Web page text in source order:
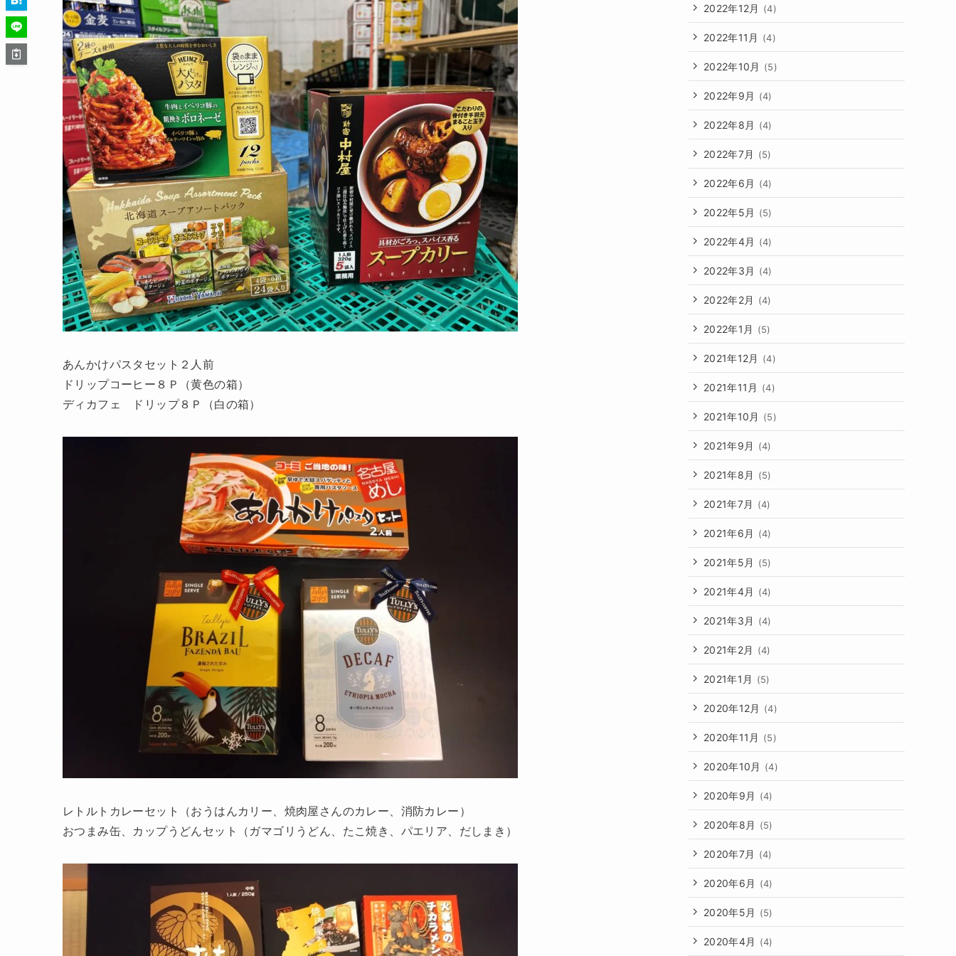
あんかけパスタセット２人前
ドリップコーヒー８Ｐ（黄色の箱）
ディカフェ ドリップ８Ｐ（白の箱）
レトルトカレーセット（おうはんカリー、焼肉屋さんのカレー、消防カレー）
おつまみ缶、カップうどんセット（ガマゴリうどん、たこ焼き、パエリア、だしまき）
2022年12月 (4)
2022年11月 (4)
2022年10月 (5)
2022年9月 (4)
2022年8月 (4)
2022年7月 (5)
2022年6月 (4)
2022年5月 (5)
2022年4月 (4)
2022年3月 (4)
2022年2月 (4)
2022年1月 (5)
2021年12月 (4)
2021年11月 (4)
2021年10月 (5)
2021年9月 (4)
2021年8月 (5)
2021年7月 (4)
2021年6月 (4)
2021年5月 (5)
2021年4月 (4)
2021年3月 (4)
2021年2月 (4)
2021年1月 (5)
2020年12月 (4)
2020年11月 (5)
2020年10月 (4)
2020年9月 (4)
2020年8月 (5)
2020年7月 (4)
2020年6月 (4)
2020年5月 (5)
2020年4月 (4)